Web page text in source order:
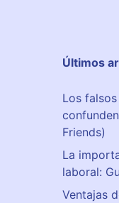
Últimos
Los
Friends)
La
laboral:
Ventajas